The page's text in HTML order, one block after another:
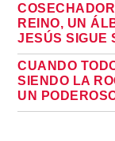
REINO, UN
JESÚS SIGUE
CUANDO
SIENDO LA
UN